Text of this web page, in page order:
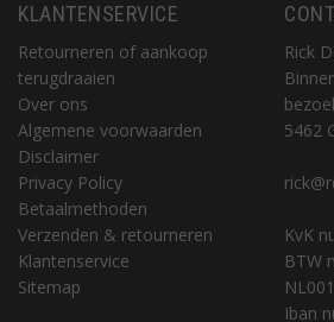
KLANTENSERVICE
Retourneren of aankoop
terugdraaien
Over ons
Algemene voorwaarden
Disclaimer
Privacy Policy
Betaalmethoden
Verzenden & retourneren
Klantenservice
Sitemap
Rick
5462
KvK
BTW
Iban